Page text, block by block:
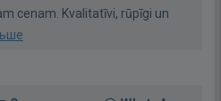
cenam. Kvalitatīvi, rūpīgi un